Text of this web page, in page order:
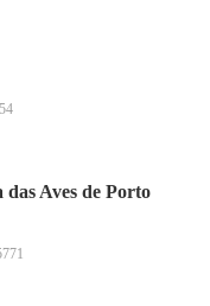
Aves de Porto